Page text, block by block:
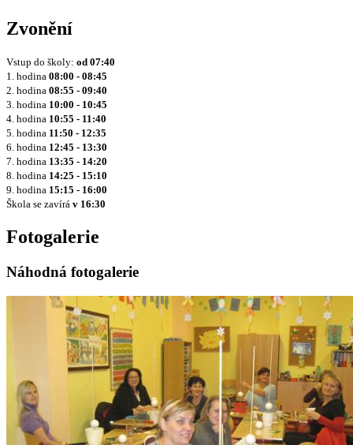
Zvonění
Vstup do školy: od 07:40
1. hodina 08:00 - 08:45
2. hodina 08:55 - 09:40
3. hodina 10:00 - 10:45
4. hodina 10:55 - 11:40
5. hodina 11:50 - 12:35
6. hodina 12:45 - 13:30
7. hodina 13:35 - 14:20
8. hodina 14:25 - 15:10
9. hodina 15:15 - 16:00
Škola se zavírá v 16:30
Fotogalerie
Náhodná fotogalerie